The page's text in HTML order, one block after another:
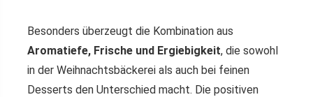
Besonders überzeugt die Kombination aus
Aromatiefe, Frische und Ergiebigkeit, die sowohl
in der Weihnachtsbäckerei als auch bei feinen
Desserts den Unterschied macht. Die positiven